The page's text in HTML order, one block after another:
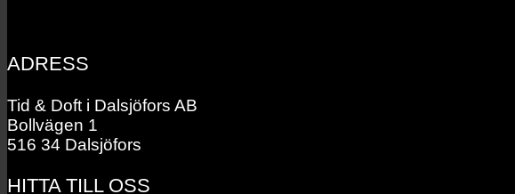
ADRESS
Tid & Doft i Dalsjöfors AB
Bollvägen 1
516 34 Dalsjöfors
HITTA TILL OSS